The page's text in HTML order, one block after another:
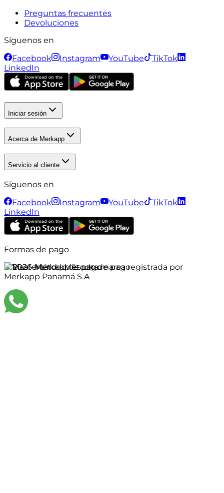
Preguntas frecuentes
Devoluciones
Síguenos en
Facebook
Instagram YouTube
TikTok
LinkedIn
Iniciar sesión
Acerca de Merkapp
Servicio al cliente
Síguenos en
Facebook
Instagram YouTube
TikTok
LinkedIn
Formas de pago
©2026Merkapp es una marca registrada por
Merkapp Panamá S.A